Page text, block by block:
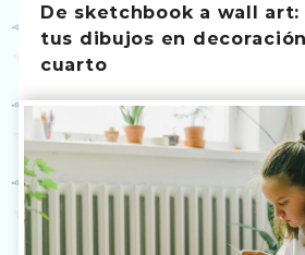
De sketchbook a wall
tus dibujos en
cuarto